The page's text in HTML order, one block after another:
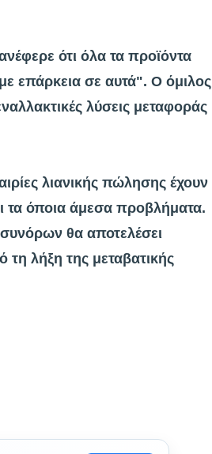
ότι όλα τα προϊόντα
επάρκεια σε αυτά". Ο όμιλος
λύσεις μεταφοράς
λιανικής πώλησης έχουν
τα όποια άμεσα προβλήματα.
θα αποτελέσει
τη λήξη της μεταβατικής